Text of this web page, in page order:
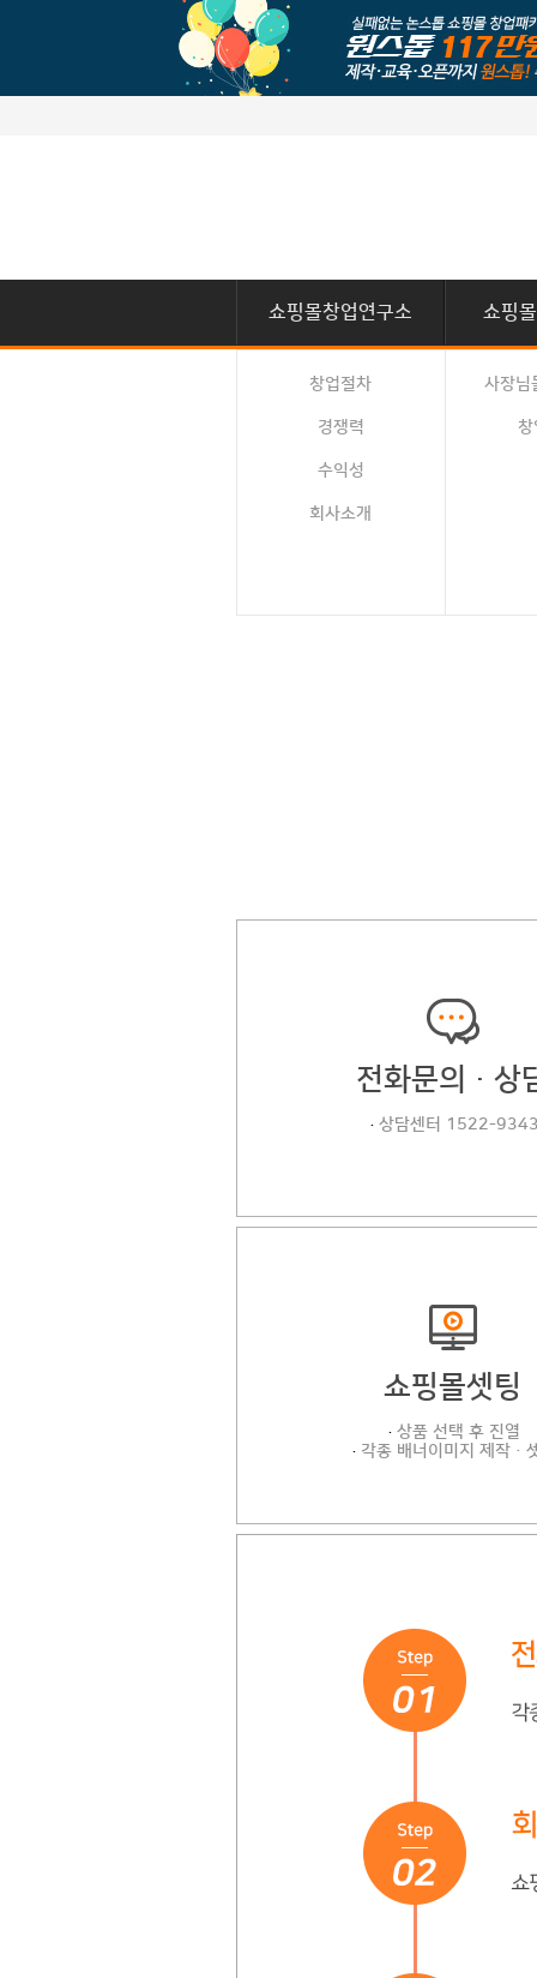
쇼핑몰창업연구소 쇼핑
창업절차
경쟁력
수익성
회사소개
사장님
전화문의·상
· 상담센터 1522-
쇼핑몰셋팅
· 상품 선택 후 진열
· 각종 배너이미지 제작·